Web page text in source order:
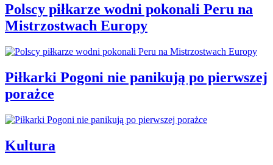
Polscy piłkarze wodni pokonali Peru na
Mistrzostwach Europy
Piłkarki Pogoni nie panikują po pierwszej
porażce
Kultura